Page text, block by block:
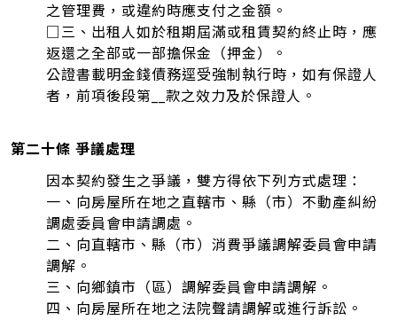
之管理費，或違約時應支付之金額。
□三、出租人如於租期屆滿或租賃契約終止時，應
返還之全部或一部擔保金（押金）。
公證書載明金錢債務逕受強制執行時，如有保證人
者，前項後段第__款之效力及於保證人。
第二十條 爭議處理
因本契約發生之爭議，雙方得依下列方式處理：
一、向房屋所在地之直轄市、縣（市）不動產糾紛
調處委員會申請調處。
二、向直轄市、縣（市）消費爭議調解委員會申請
調解。
三、向鄉鎮市（區）調解委員會申請調解。
四、向房屋所在地之法院聲請調解或進行訴訟。